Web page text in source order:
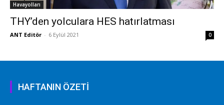
Havayolları
THY’den yolculara HES hatırlatması
ANT Editör - 6 Eylül 2021 0
HAFTANIN ÖZETİ